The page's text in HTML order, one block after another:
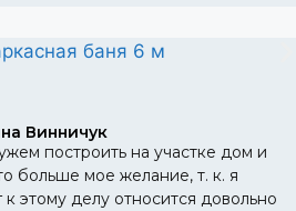
Винничук
построить на участке дом и
больше мое желание, т. к. я
этому делу относится довольно